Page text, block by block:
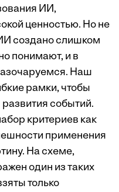
ИИ,
ценностью. Но не
создано слишком
понимают, и в
Наш
рамки, чтобы
событий.
критериев как
применения
На схеме,
один из таких
только